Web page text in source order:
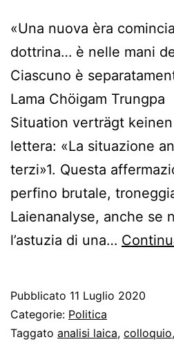
«Una nuova èra
dottrina… è nelle mani
Ciascuno è
Lama Chöigam
Situation verträgt
lettera: «La situazione
terzi»1. Questa
perfino brutale,
Laienanalyse, anche se
l’astuzia di una…
Pubblicato 11 Luglio 2020
Categorie: Politica
Taggato analisi laica, colloquio,